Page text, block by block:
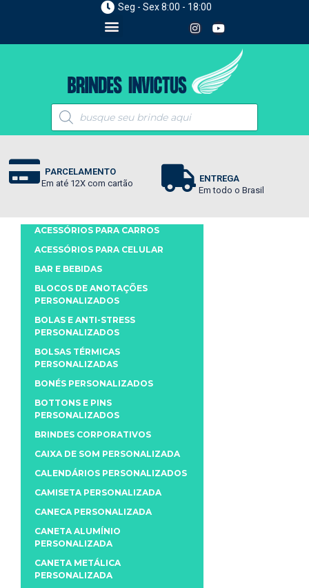
Seg - Sex 8:00 - 18:00
PARCELAMENTO
Em até 12X com cartão
ENTREGA
Em todo o Brasil
ACESSÓRIOS PARA CARROS
ACESSÓRIOS PARA CELULAR
BAR E BEBIDAS
BLOCOS DE ANOTAÇÕES
PERSONALIZADOS
BOLAS E ANTI-STRESS
PERSONALIZADOS
BOLSAS TÉRMICAS
PERSONALIZADAS
BONÉS PERSONALIZADOS
BOTTONS E PINS
PERSONALIZADOS
BRINDES CORPORATIVOS
CAIXA DE SOM PERSONALIZADA
CALENDÁRIOS PERSONALIZADOS
CAMISETA PERSONALIZADA
CANECA PERSONALIZADA
CANETA ALUMÍNIO
PERSONALIZADA
CANETA METÁLICA
PERSONALIZADA